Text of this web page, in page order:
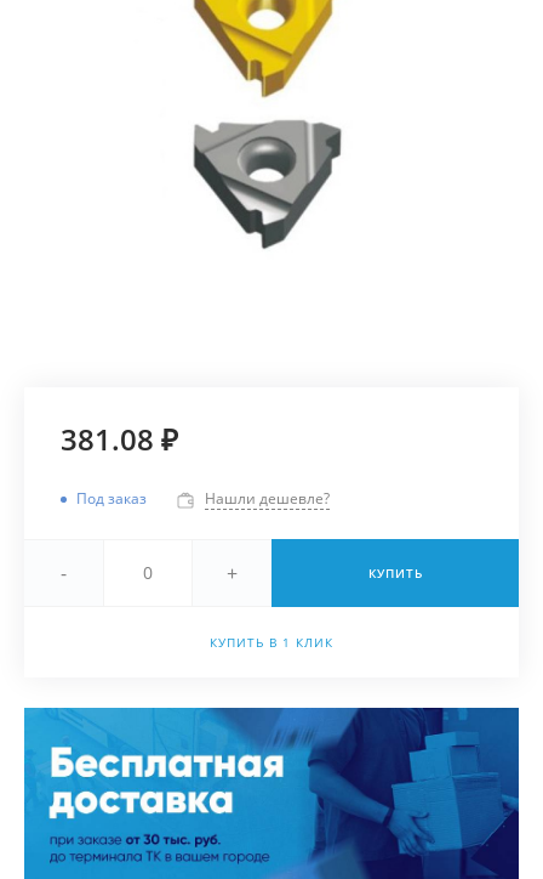
381.08 ₽
Под заказ Нашли дешевле?
- + КУПИТЬ
КУПИТЬ В 1 КЛИК